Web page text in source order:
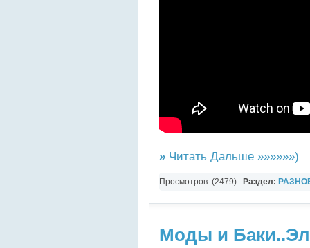
» Читать Дальше »»»»»»)
Просмотров: (2479) Раздел:
Моды и